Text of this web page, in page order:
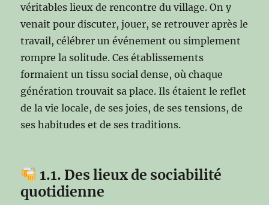
véritables lieux de rencontre du village. On y
venait pour discuter, jouer, se retrouver après le
travail, célébrer un événement ou simplement
rompre la solitude. Ces établissements
formaient un tissu social dense, où chaque
génération trouvait sa place. Ils étaient le reflet
de la vie locale, de ses joies, de ses tensions, de
ses habitudes et de ses traditions.
1.1. Des lieux de sociabilité
quotidienne